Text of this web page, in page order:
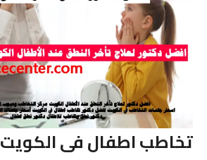
تخاطب اطفال فى الكويت